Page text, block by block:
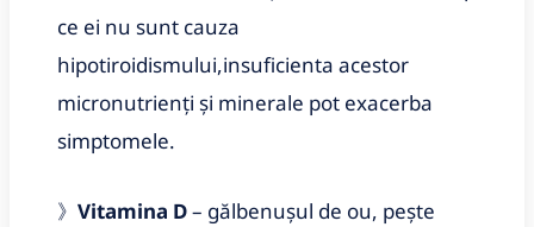
ce ei nu sunt cauza
hipotiroidismului,insuficienta acestor
micronutrienți și minerale pot exacerba
simptomele.
》 Vitamina D– gălbenușul de ou, pește